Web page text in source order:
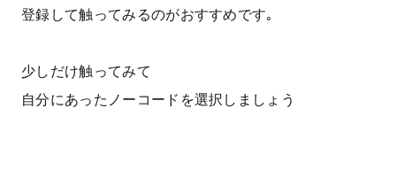
登録して触ってみるのがおすすめです｡
少しだけ触ってみて
自分にあったノーコードを選択しましょう